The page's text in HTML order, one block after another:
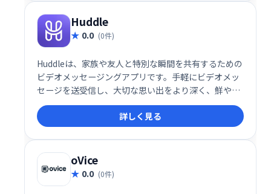
Huddle
0.0 (0件)
Huddleは、家族や友人と特別な瞬間を共有するための
ビデオメッセージングアプリです。手軽にビデオメッ
セージを送受信し、大切な思い出をより深く、鮮やか
に共有できます。 思い出を繋ぎ、大切な人とより緊密
な関係を築きましょう。詳しく見る
oVice
0.0 (0件)